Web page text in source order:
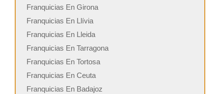
Franquicias En Girona
Franquicias En Llívia
Franquicias En Lleida
Franquicias En Tarragona
Franquicias En Tortosa
Franquicias En Ceuta
Franquicias En Badajoz